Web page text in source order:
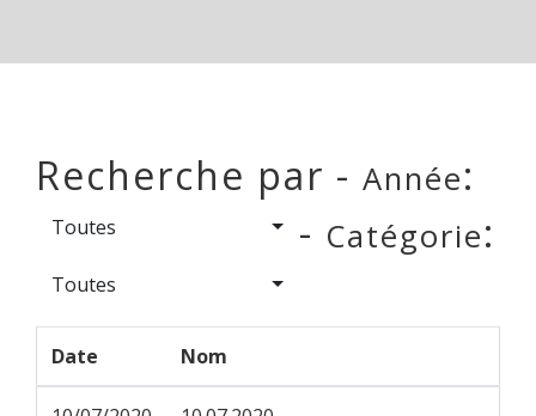
Recherche par - Année:
Toutes - Catégorie:
Toutes
Date Nom